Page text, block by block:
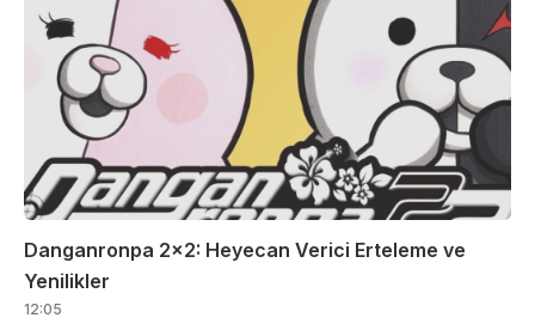
Danganronpa 2×2: Heyecan Verici Erteleme ve
Yenilikler
12:05